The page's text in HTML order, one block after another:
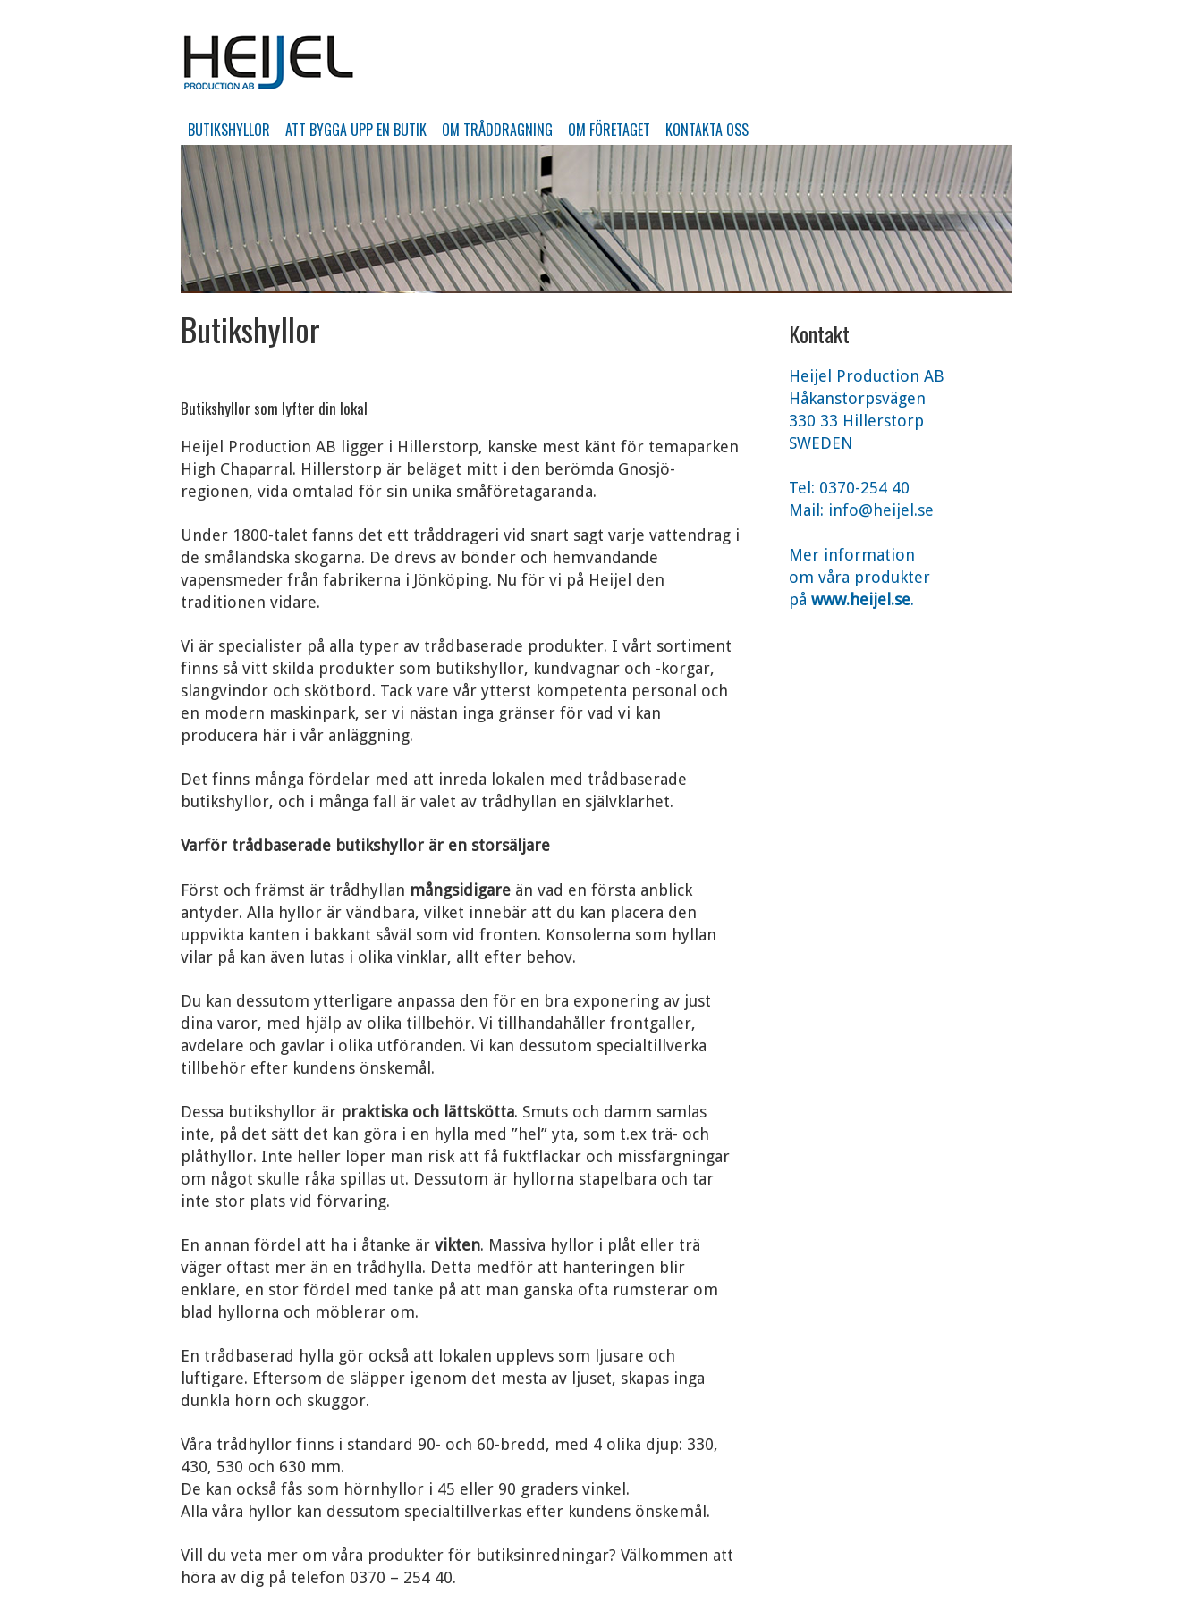
till
innehåll
BUTIKSHYLLOR ATT BYGGA UPP EN BUTIK OM TRÅDDRAGNING OM FÖRETAGET KONTAKTA OSS
Butikshyllor
Butikshyllor som lyfter din lokal
Heijel Production AB ligger i Hillerstorp, kanske mest känt för temaparken
High Chaparral. Hillerstorp är beläget mitt i den berömda Gnosjö-
regionen, vida omtalad för sin unika småföretagaranda.
Under 1800-talet fanns det ett tråddrageri vid snart sagt varje vattendrag i
de småländska skogarna. De drevs av bönder och hemvändande
vapensmeder från fabrikerna i Jönköping. Nu för vi på Heijel den
traditionen vidare.
Vi är specialister på alla typer av trådbaserade produkter. I vårt sortiment
finns så vitt skilda produkter som butikshyllor, kundvagnar och -korgar,
slangvindor och skötbord. Tack vare vår ytterst kompetenta personal och
en modern maskinpark, ser vi nästan inga gränser för vad vi kan
producera här i vår anläggning.
Det finns många fördelar med att inreda lokalen med trådbaserade
butikshyllor, och i många fall är valet av trådhyllan en självklarhet.
Varför trådbaserade butikshyllor är en storsäljare
Först och främst är trådhyllan mångsidigare än vad en första anblick
antyder. Alla hyllor är vändbara, vilket innebär att du kan placera den
uppvikta kanten i bakkant såväl som vid fronten. Konsolerna som hyllan
vilar på kan även lutas i olika vinklar, allt efter behov.
Du kan dessutom ytterligare anpassa den för en bra exponering av just
dina varor, med hjälp av olika tillbehör. Vi tillhandahåller frontgaller,
avdelare och gavlar i olika utföranden. Vi kan dessutom specialtillverka
tillbehör efter kundens önskemål.
Dessa butikshyllor är praktiska och lättskötta. Smuts och damm samlas
inte, på det sätt det kan göra i en hylla med ”hel” yta, som t.ex trä- och
plåthyllor. Inte heller löper man risk att få fuktfläckar och missfärgningar
om något skulle råka spillas ut. Dessutom är hyllorna stapelbara och tar
inte stor plats vid förvaring.
En annan fördel att ha i åtanke är vikten. Massiva hyllor i plåt eller trä
väger oftast mer än en trådhylla. Detta medför att hanteringen blir
enklare, en stor fördel med tanke på att man ganska ofta rumsterar om
blad hyllorna och möblerar om.
En trådbaserad hylla gör också att lokalen upplevs som ljusare och
luftigare. Eftersom de släpper igenom det mesta av ljuset, skapas inga
dunkla hörn och skuggor.
Våra trådhyllor finns i standard 90- och 60-bredd, med 4 olika djup: 330,
430, 530 och 630 mm.
De kan också fås som hörnhyllor i 45 eller 90 graders vinkel.
Alla våra hyllor kan dessutom specialtillverkas efter kundens önskemål.
Vill du veta mer om våra produkter för butiksinredningar? Välkommen att
höra av dig på telefon 0370 – 254 40.
Kontakt
Heijel Production AB
Håkanstorpsvägen
330 33 Hillerstorp
SWEDEN
Tel: 0370-254 40
Mail: info@heijel.se
Mer information
om våra produkter
på www.heijel.se.